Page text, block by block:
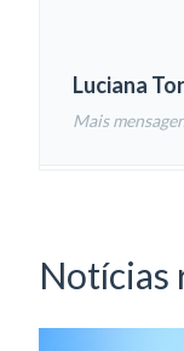
Luciana
Mais
Notícias